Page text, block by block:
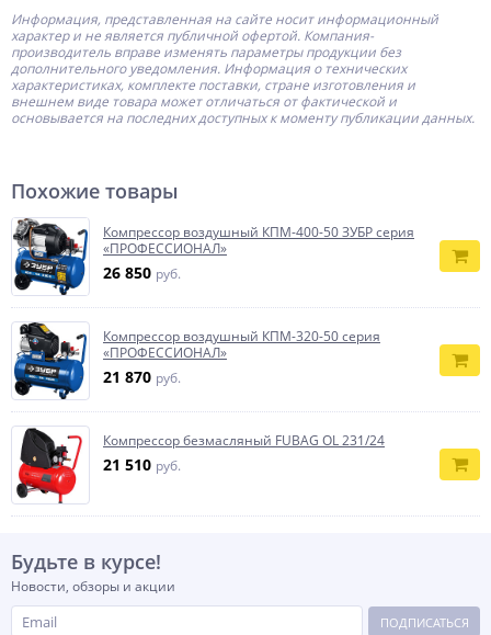
Информация, представленная на сайте носит информационный
характер и не является публичной офертой. Компания-
производитель вправе изменять параметры продукции без
дополнительного уведомления. Информация о технических
характеристиках, комплекте поставки, стране изготовления и
внешнем виде товара может отличаться от фактической и
основывается на последних доступных к моменту публикации данных.
Похожие товары
Компрессор воздушный КПМ-400-50 ЗУБР серия
«ПРОФЕССИОНАЛ»
26 850 руб.
Компрессор воздушный КПМ-320-50 серия
«ПРОФЕССИОНАЛ»
21 870 руб.
Компрессор безмасляный FUBAG OL 231/24
21 510 руб.
Будьте в курсе!
Новости, обзоры и акции
ПОДПИСАТЬСЯ